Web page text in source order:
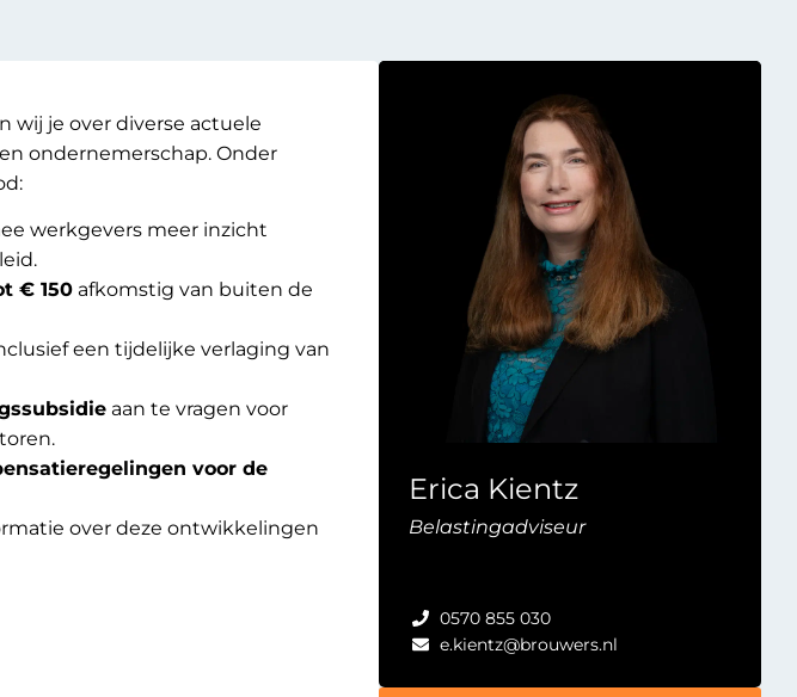
wij je over diverse actuele
ondernemerschap. Onder
werkgevers meer inzicht
€ 150 afkomstig van buiten de
een tijdelijke verlaging van
aan te vragen voor
voor de
over deze ontwikkelingen
Erica Kientz
Belastingadviseur
0570 855 030
e.kientz@brouwers.nl